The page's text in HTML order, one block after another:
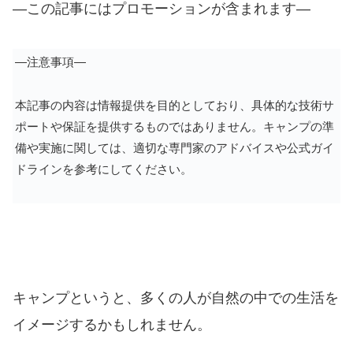
―この記事にはプロモーションが含まれます―
―注意事項―
本記事の内容は情報提供を目的としており、具体的な技術サ
ポートや保証を提供するものではありません。キャンプの準
備や実施に関しては、適切な専門家のアドバイスや公式ガイ
ドラインを参考にしてください。
キャンプというと、多くの人が自然の中での生活を
イメージするかもしれません。